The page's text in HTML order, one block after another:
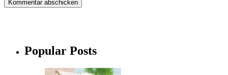
Popular Posts